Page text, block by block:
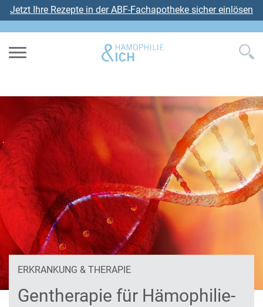
Jetzt Ihre Rezepte in der ABF-Fachapotheke sicher einlösen
ERKRANKUNG & THERAPIE
Gentherapie für Hämophilie-